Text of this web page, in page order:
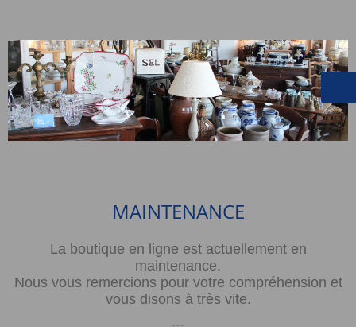
MAINTENANCE
La boutique en ligne est actuellement en
maintenance.
Nous vous remercions pour votre compréhension et
vous disons à très vite.